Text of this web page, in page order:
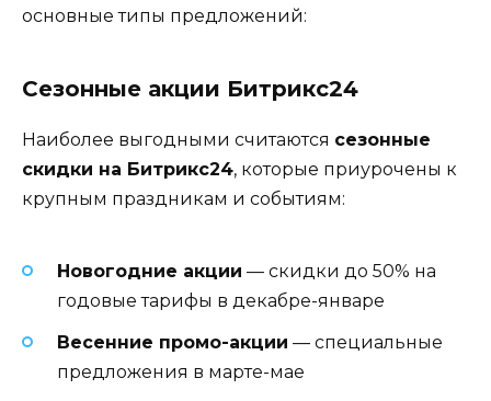
основные типы предложений:
Сезонные акции Битрикс24
Наиболее выгодными считаются сезонные
скидки на Битрикс24, которые приурочены к
крупным праздникам и событиям:
Новогодние акции — скидки до 50% на
годовые тарифы в декабре-январе
Весенние промо-акции — специальные
предложения в марте-мае